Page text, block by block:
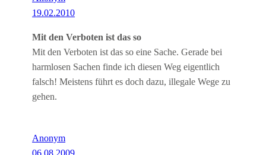
19.02.2010
Mit den Verboten ist das so
Mit den Verboten ist das so eine Sache. Gerade bei
harmlosen Sachen finde ich diesen Weg eigentlich
falsch! Meistens führt es doch dazu, illegale Wege zu
gehen.
Anonym